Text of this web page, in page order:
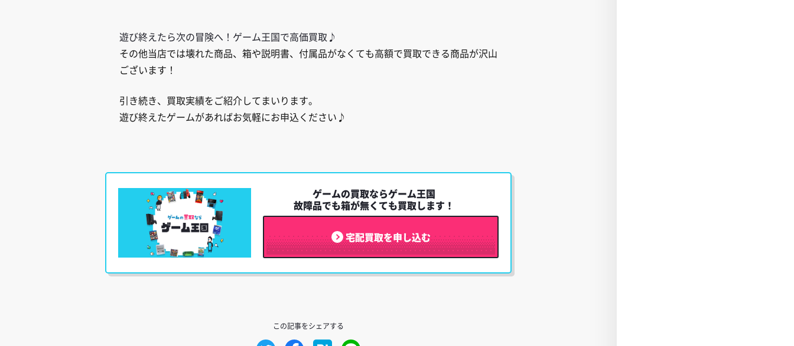
遊び終えたら次の冒険へ！ゲーム王国で高価買取♪
その他当店では壊れた商品、箱や説明書、付属品がなくても高額で買取できる商品が沢山
ございます！
引き続き、買取実績をご紹介してまいります。
遊び終えたゲームがあればお気軽にお申込ください♪
ゲームの買取ならゲーム王国
故障品でも箱が無くても買取します！
宅配買取を申し込む